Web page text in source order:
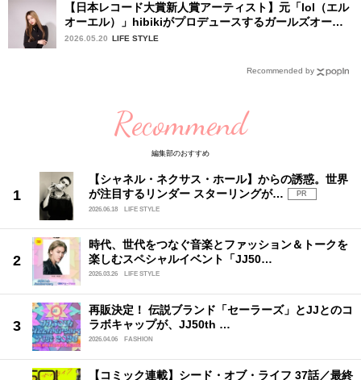
【日本レコード大賞新人賞アーティスト】元「lol（エル
オーエル）」hibikiがプロデュースするガールズオーデ
ィションが始動！ 応募は5月31日（日）まで
2026.05.20 LIFE STYLE
Recommended by
Recommend
編集部のおすすめ
【シャネル・ネクサス・ホール】からの誘惑。世界
が注目するリンダー スターリングが…
PR
2026.06.18
LIFE STYLE
時代、世代をつなぐ音楽とファッション＆トークを
楽しむスペシャルイベント「JJ50…
2026.03.26 LIFE STYLE
再販決定！ 伝説ブランド「セーラーズ」とJJとのコ
ラボキャップが、JJ50th …
2026.04.06 FASHION
【コミック連載】シード・オブ・ライフ 37話／最終